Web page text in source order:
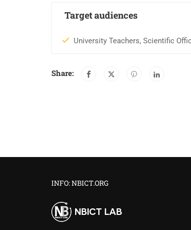
Target audiences
University Teachers, Scientific
Share:
INFO: NBICT.ORG